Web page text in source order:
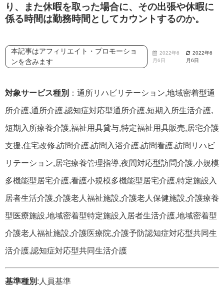
り、また休暇を取った場合に、その出張や休暇に
係る時間は勤務時間としてカウントするのか。
本記事はアフィリエイト・プロモーショ
ンを含みます
2022年6
月6日
2022年6
月6日
対象サービス種別 ：通所リハビリテーション,地域密着型通
所介護,通所介護,認知症対応型通所介護,短期入所生活介護,
短期入所療養介護,福祉用具貸与,特定福祉用具販売,居宅介護
支援,住宅改修,訪問介護,訪問入浴介護,訪問看護,訪問リハビ
リテーション,居宅療養管理指導,夜間対応型訪問介護,小規模
多機能型居宅介護,看護小規模多機能型居宅介護,特定施設入
居者生活介護,介護老人福祉施設,介護老人保健施設,介護療養
型医療施設,地域密着型特定施設入居者生活介護,地域密着型
介護老人福祉施設,介護医療院,介護予防認知症対応型共同生
活介護,認知症対応型共同生活介護
基準種別 :人員基準